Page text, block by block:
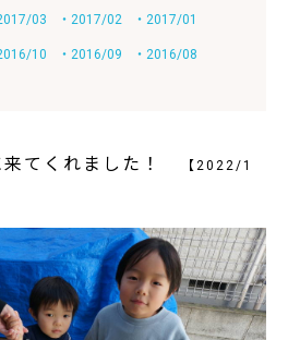
03 ・2017/02 ・2017/01
10 ・2016/09 ・2016/08
来てくれました！
【2022/1